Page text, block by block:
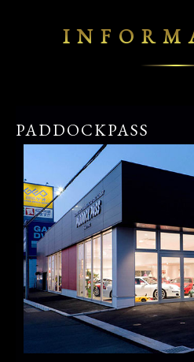
PADDOCKPASS